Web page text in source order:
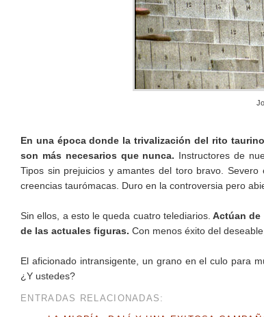
En una época donde la trivalización del rito
son más necesarios que nunca. Instructores de
Tipos sin prejuicios y amantes del toro bravo.
creencias taurómacas. Duro en la controversia pero
Sin ellos, a esto le queda cuatro telediarios. Actúan de
de las actuales figuras. Con menos éxito del
El aficionado intransigente, un grano en el culo para
¿Y ustedes?
ENTRADAS RELACIONADAS: